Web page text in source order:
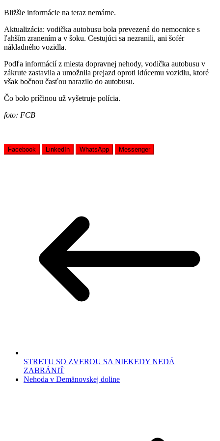
Bližšie informácie na teraz nemáme.
Aktualizácia: vodička autobusu bola prevezená do nemocnice s
ľahším zranením a v šoku. Cestujúci sa nezranili, ani šofér
nákladného vozidla.
Podľa informácií z miesta dopravnej nehody, vodička autobusu v
zákrute zastavila a umožnila prejazd oproti idúcemu vozidlu, ktoré
však bočnou časťou narazilo do autobusu.
Čo bolo príčinou už vyšetruje polícia.
foto: FCB
Facebook LinkedIn WhatsApp Messenger
STRETU SO ZVEROU SA NIEKEDY NEDÁ
ZABRÁNIŤ
Nehoda v Demänovskej doline